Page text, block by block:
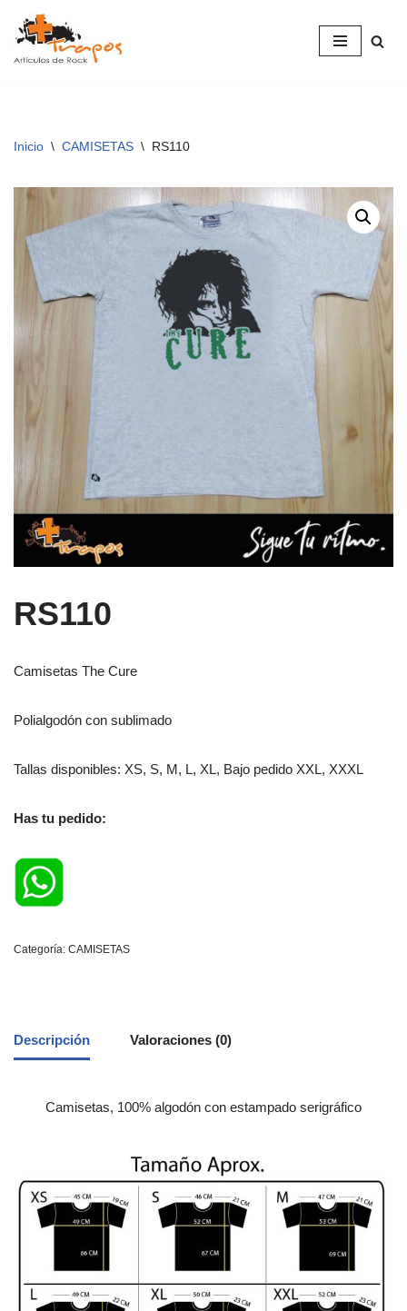
Saltar
Inicio \ CAMISETAS \ RS110
RS110
Camisetas The Cure
Polialgodón con sublimado
Tallas disponibles: XS, S, M, L, XL, Bajo pedido XXL, XXXL
Has tu pedido:
Categoría: CAMISETAS
Descripción Valoraciones (0)
Camisetas, 100% algodón con estampado serigráfico